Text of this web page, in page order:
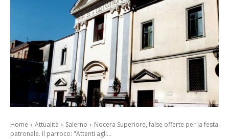
Home Attualità Salerno
Nocera Superiore, false offerte per la festa
patronale. Il parroco: "Attenti agli...